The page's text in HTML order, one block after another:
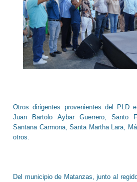
Otros dirigentes provenientes del PLD
Juan Bartolo Aybar Guerrero, Santo
Santana Carmona, Santa Martha Lara,
otros.
Del municipio de Matanzas, junto al